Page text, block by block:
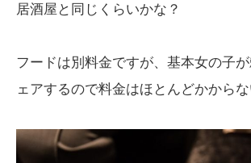
居酒屋と同じくらいかな？
フードは別料金ですが、基本女の子
ェアするので料金はほとんどかからな